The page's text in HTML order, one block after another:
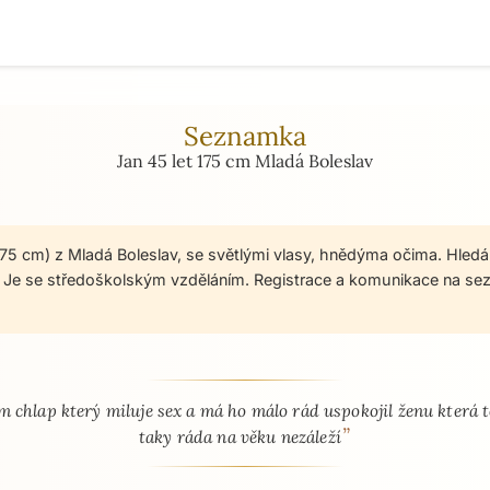
Seznamka
Jan 45 let 175 cm Mladá Boleslav
cm) z Mladá Boleslav, se světlými vlasy, hnědýma očima.
se středoškolským vzděláním. Registrace a komunikace na
- seznamka profil
chlap který miluje sex a má ho málo rád uspokojil ženu která
taky ráda na věku nezáleží”